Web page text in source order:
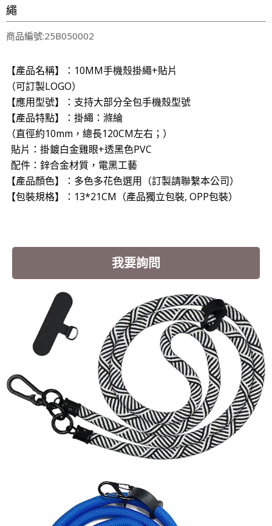
繩
商品編號:25B050002
【產品名稱】：10MM手機殼掛繩+貼片
（可訂製LOGO）
【應用型號】：支持大部分全包手機殼型號
【產品特點】：掛繩：滌綸
（直徑約10mm，總長120CM左右；）
貼片：掛鍍白金雞眼+透黑色PVC
配件：鋅合金材質，電黑工藝
【產品顏色】：多色多花色選用（訂製請聯繫本公司）
【包裝規格】：13*21CM（產品獨立包裝, OPP包裝）
我要詢問